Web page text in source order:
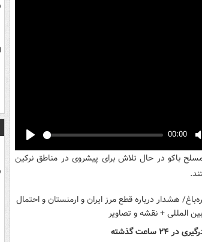
00:00
باکو در حال تلاش برای پیشروی در مناطق نرکین
ساعت گذشته